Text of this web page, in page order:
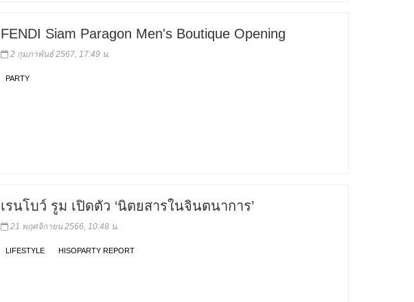
FENDI Siam Paragon Men's Boutique Opening
2 กุมภาพันธ์ 2567, 17:49 น.
PARTY
เรนโบว์ รูม เปิดตัว ‘นิตยสารในจินตนาการ’
21 พฤศจิกายน 2566, 10:48 น.
LIFESTYLE HISOPARTY REPORT